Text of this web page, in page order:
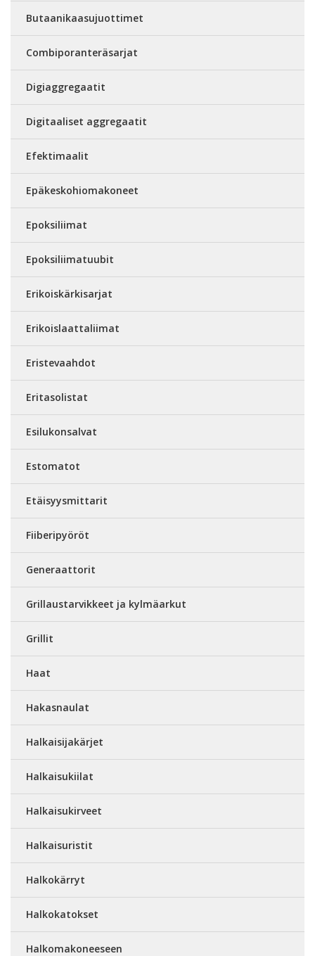
Butaanikaasujuottimet
Combiporanteräsarjat
Digiaggregaatit
Digitaaliset aggregaatit
Efektimaalit
Epäkeskohiomakoneet
Epoksiliimat
Epoksiliimatuubit
Erikoiskärkisarjat
Erikoislaattaliimat
Eristevaahdot
Eritasolistat
Esilukonsalvat
Estomatot
Etäisyysmittarit
Fiiberipyöröt
Generaattorit
Grillaustarvikkeet ja kylmäarkut
Grillit
Haat
Hakasnaulat
Halkaisijakärjet
Halkaisukiilat
Halkaisukirveet
Halkaisuristit
Halkokärryt
Halkokatokset
Halkomakoneeseen